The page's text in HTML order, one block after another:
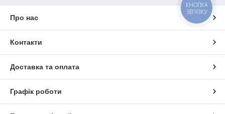
Про нас
Контакти
Доставка та оплата
Графік роботи
КНОПКА
ЗВ'ЯЗКУ